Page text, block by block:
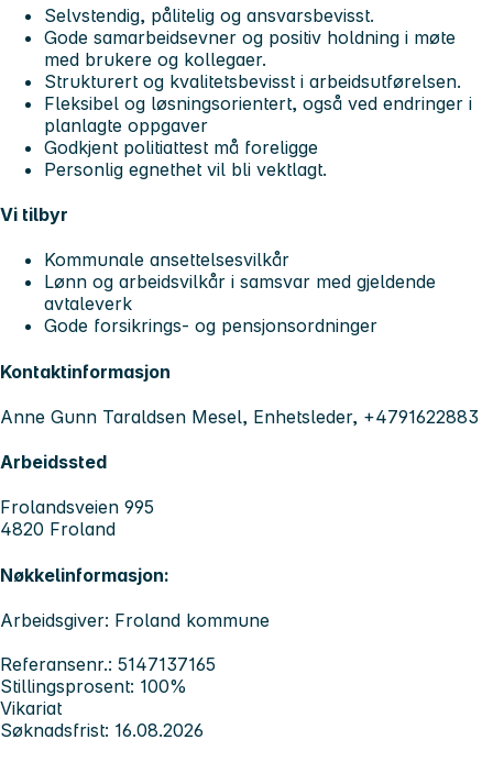
Selvstendig, pålitelig og ansvarsbevisst.
Gode samarbeidsevner og positiv holdning i møte
med brukere og kollegaer.
Strukturert og kvalitetsbevisst i arbeidsutførelsen.
Fleksibel og løsningsorientert, også ved endringer i
planlagte oppgaver
Godkjent politiattest må foreligge
Personlig egnethet vil bli vektlagt.
Vi tilbyr
Kommunale ansettelsesvilkår
Lønn og arbeidsvilkår i samsvar med gjeldende
avtaleverk
Gode forsikrings- og pensjonsordninger
Kontaktinformasjon
Anne Gunn Taraldsen Mesel, Enhetsleder, +4791622883
Arbeidssted
Frolandsveien 995
4820 Froland
Nøkkelinformasjon:
Arbeidsgiver: Froland kommune
Referansenr.: 5147137165
Stillingsprosent: 100%
Vikariat
Søknadsfrist: 16.08.2026